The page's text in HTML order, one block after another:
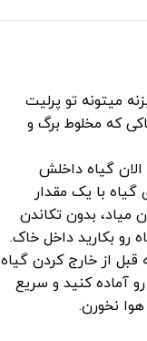
میتونه تو پرلیت‌
که مخلوط برگ و
گیاه داخلش
با یک مقدار
بدون تکاندن
رو بکارید داخل خاک.
از خارج کردن گیاه
آماده کنید و سریع
نخورن.